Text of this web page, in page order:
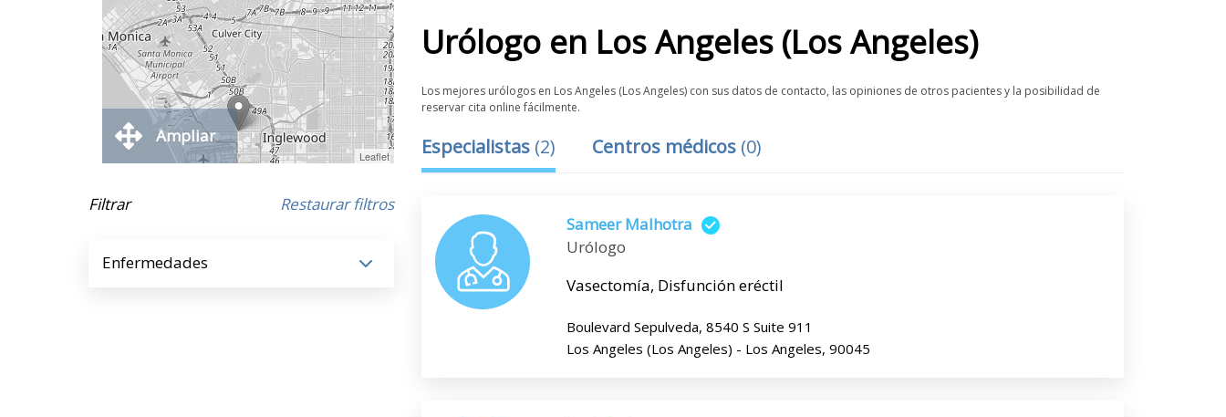
Leaflet
Ampliar
Filtrar Restaurar filtros
Enfermedades
Urólogo en Los Angeles (Los Angeles)
Los mejores urólogos en Los Angeles (Los Angeles) con sus datos de contacto, las opiniones de otros pacientes y la posibilidad de
reservar cita online fácilmente.
Especialistas (2) Centros médicos (0)
Sameer Malhotra
Urólogo
Vasectomía, Disfunción eréctil
Boulevard Sepulveda, 8540 S Suite 911
Los Angeles (Los Angeles) - Los Angeles, 90045